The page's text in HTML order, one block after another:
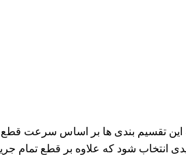
تقسیم بندی ها بر اساس سرعت قطع و
انتخاب شود که علاوه بر قطع تمام